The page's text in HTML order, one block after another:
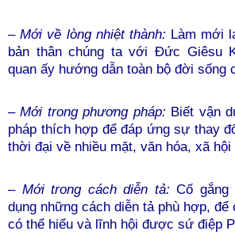
– Mới về lòng nhiệt thành: Làm mới
bản thân chúng ta với Đức Giêsu
quan ấy hướng dẫn toàn bộ đời sống
– Mới trong phương pháp: Biết vận
pháp thích hợp để đáp ứng sự thay
thời đại về nhiều mặt, văn hóa, xã
– Mới trong cách diễn tả:Cố
dụng những cách diễn tả phù hợp,
có thể hiểu và lĩnh hội được sứ điệp